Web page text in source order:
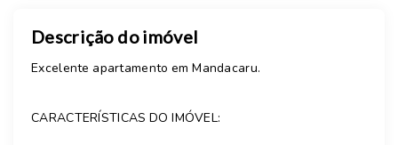
Descrição do imóvel
Excelente apartamento em Mandacaru.
CARACTERÍSTICAS DO IMÓVEL: